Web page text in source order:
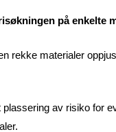
på
rekke materialer
plassering av risiko for